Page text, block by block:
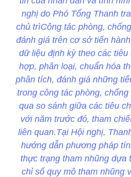
nghị do Phó Tổng Thanh
chủ trìCông tác phòng,
đánh giá trên cơ sở tiến
dữ liệu định kỳ theo các
hợp, phân loại, chuẩn hóa
phân tích, đánh giá những
trong công tác phòng,
qua so sánh giữa các tiêu
với năm trước đó, tham
liên quan.Tại Hội nghị,
hướng dẫn phương pháp
thực trạng tham nhũng dựa
chỉ số quy mô tham nhũng